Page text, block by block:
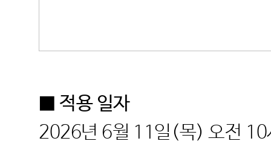
■ 적용 일자
2026년 6월 11일(목) 오전 10